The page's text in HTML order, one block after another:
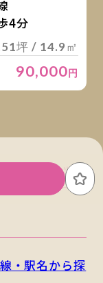
4分
坪 / 14.9㎡
90,000円
お
関西版トップ
・駅名から探